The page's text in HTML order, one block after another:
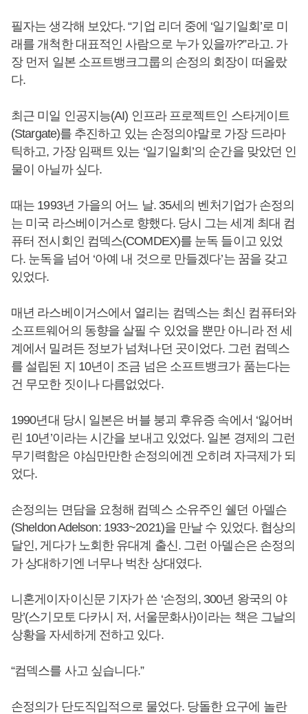
필자는 생각해 보았다. “기업 리더 중에 ‘일기일회’로 미
래를 개척한 대표적인 사람으로 누가 있을까?”라고. 가
장 먼저 일본 소프트뱅크그룹의 손정의 회장이 떠올랐
다.
최근 미일 인공지능(AI) 인프라 프로젝트인 스타게이트
(Stargate)를 추진하고 있는 손정의야말로 가장 드라마
틱하고, 가장 임팩트 있는 ‘일기일회’의 순간을 맞았던 인
물이 아닐까 싶다.
때는 1993년 가을의 어느 날. 35세의 벤처기업가 손정의
는 미국 라스베이거스로 향했다. 당시 그는 세계 최대 컴
퓨터 전시회인 컴덱스(COMDEX)를 눈독 들이고 있었
다. 눈독을 넘어 ‘아예 내 것으로 만들겠다’는 꿈을 갖고
있었다.
매년 라스베이거스에서 열리는 컴덱스는 최신 컴퓨터와
소프트웨어의 동향을 살필 수 있었을 뿐만 아니라 전 세
계에서 밀려든 정보가 넘쳐나던 곳이었다. 그런 컴덱스
를 설립된 지 10년이 조금 넘은 소프트뱅크가 품는다는
건 무모한 짓이나 다름없었다.
1990년대 당시 일본은 버블 붕괴 후유증 속에서 ‘잃어버
린 10년’이라는 시간을 보내고 있었다. 일본 경제의 그런
무기력함은 야심만만한 손정의에겐 오히려 자극제가 되
었다.
손정의는 면담을 요청해 컴덱스 소유주인 쉘던 아델슨
(Sheldon Adelson: 1933~2021)을 만날 수 있었다. 협상의
달인, 게다가 노회한 유대계 출신. 그런 아델슨은 손정의
가 상대하기엔 너무나 벅찬 상대였다.
니혼게이자이신문 기자가 쓴 ‘손정의, 300년 왕국의 야
망’(스기모토 다카시 저, 서울문화사)이라는 책은 그날의
상황을 자세하게 전하고 있다.
“컴덱스를 사고 싶습니다.”
손정의가 단도직입적으로 물었다. 당돌한 요구에 놀란